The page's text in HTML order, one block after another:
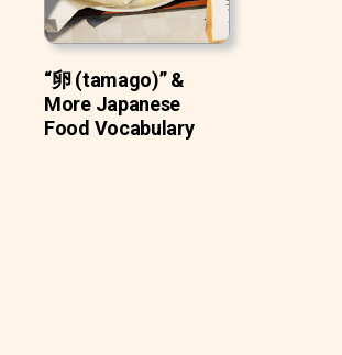
“卵 (tamago)” &
More Japanese
Food Vocabulary